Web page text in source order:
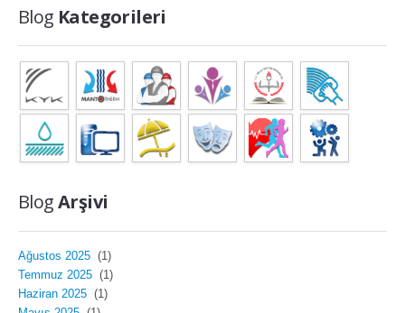
Blog Kategorileri
BlogArşivi
Ağustos 2025 (1)
Temmuz 2025 (1)
Haziran 2025 (1)